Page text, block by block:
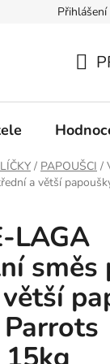
Přihlášení
/ PAPOUŠCI /
a větší
LAGA
směs